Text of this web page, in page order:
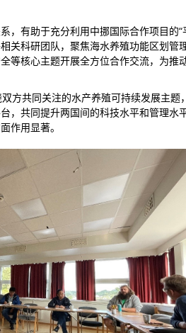
有助于充分利用中挪国际合作项目的
关科研团队，聚焦海水养殖功能区划管
等核心主题开展全方位合作交流，为推
方共同关注的水产养殖可持续发展主
共同提升两国间的科技水平和管理水
作用显著。